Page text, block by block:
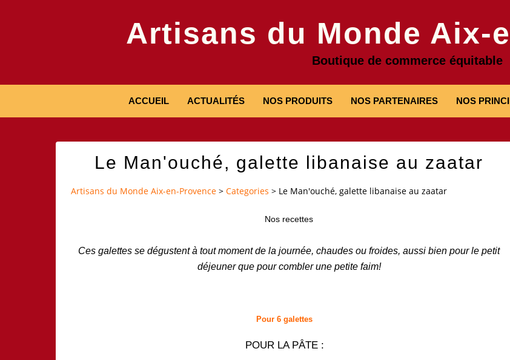
Artisans du Monde Aix-
Boutique de commerce équitable
ACCUEIL ACTUALITÉS NOS PRODUITS NOS PARTENAIRES NOS
Le Man'ouché, galette libanaise au zaatar
Artisans du Monde Aix-en-Provence > Categories > Le Man'ouché, galette libanaise au zaatar
Nos recettes
Ces galettes se dégustent à toutmoment de la journée, chaudes ou froides, aussi bien pour le petit
déjeuner que pour combler une petite faim!
Pour 6 galettes
POUR LA PÂTE :